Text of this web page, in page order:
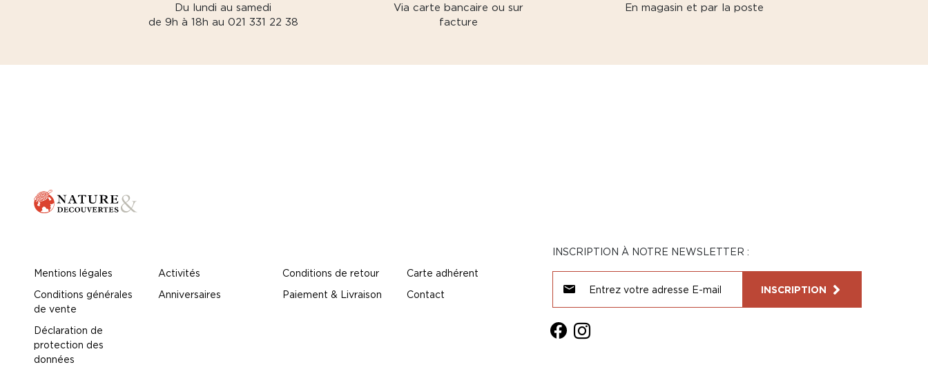
Du lundi au samedi
de 9h à 18h au 021 331 22 38
Via carte bancaire ou sur
facture
En magasin et par la poste
Mentions légales
Conditions générales
de vente
Déclaration de
protection des
données
Activités
Anniversaires
Conditions de retour
Paiement & Livraison
Carte adhérent
Contact
INSCRIPTION À NOTRE NEWSLETTER :
INSCRIPTION